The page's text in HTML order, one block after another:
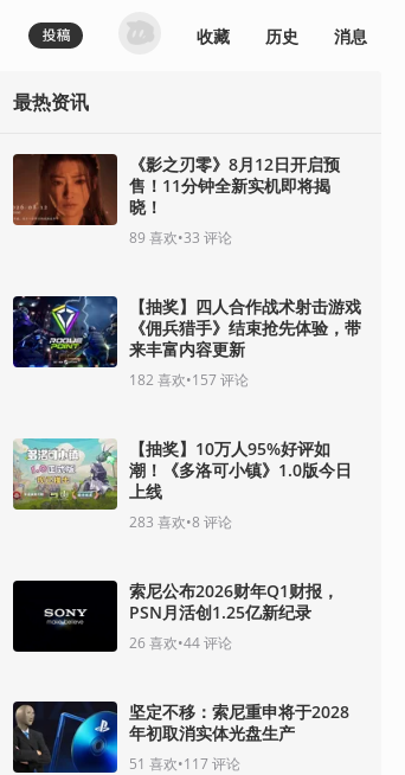
收藏 历史 消息
最热资讯
《影之刃零》8月12日开启预
售！11分钟全新实机即将揭
晓！
89 喜欢•33 评论
【抽奖】四人合作战术射击游戏
《佣兵猎手》结束抢先体验，带
来丰富内容更新
182 喜欢•157评论
【抽奖】10万人95%好评如
潮！《多洛可小镇》1.0版今日
上线
283 喜欢•8 评论
索尼公布2026财年Q1财报，
PSN月活创1.25亿新纪录
26喜欢•44评论
坚定不移：索尼重申将于2028
年初取消实体光盘生产
51 喜欢•117评论